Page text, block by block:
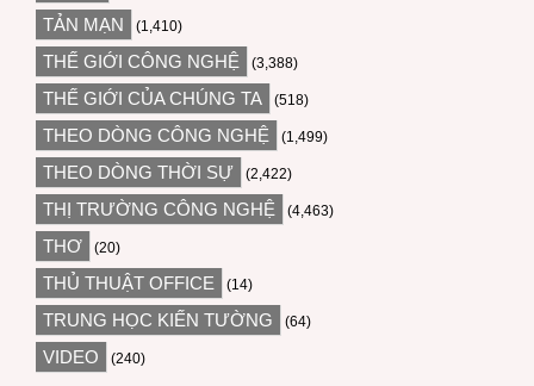
TẢN MẠN (1,410)
THẾ GIỚI CÔNG NGHỆ (3,388)
THẾ GIỚI CỦA CHÚNG TA (518)
THEO DÒNG CÔNG NGHỆ (1,499)
THEO DÒNG THỜI SỰ (2,422)
THỊ TRƯỜNG CÔNG NGHỆ (4,463)
THƠ (20)
THỦ THUẬT OFFICE (14)
TRUNG HỌC KIẾN TƯỜNG (64)
VIDEO (240)